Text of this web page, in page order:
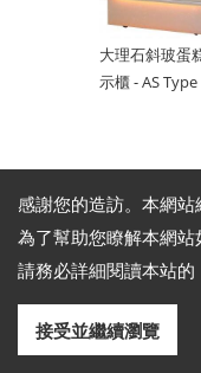
感謝您的造訪。本網站
為了幫助您瞭解本網站
請務必詳細閱讀本站的
接受並繼續瀏覽
大理石斜玻蛋
示櫃 - AS Type